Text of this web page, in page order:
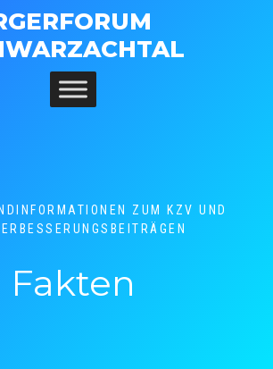
ZUM KZV UND
Fakten